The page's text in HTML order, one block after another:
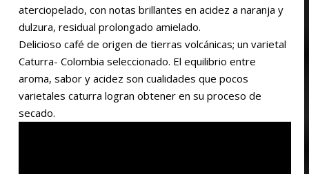
aterciopelado, con notas brillantes en acidez a naranja y
dulzura, residual prolongado amielado.
Delicioso café de origen de tierras volcánicas; un varietal
Caturra- Colombia seleccionado. El equilibrio entre
aroma, sabor y acidez son cualidades que pocos
varietales caturra logran obtener en su proceso de
secado.